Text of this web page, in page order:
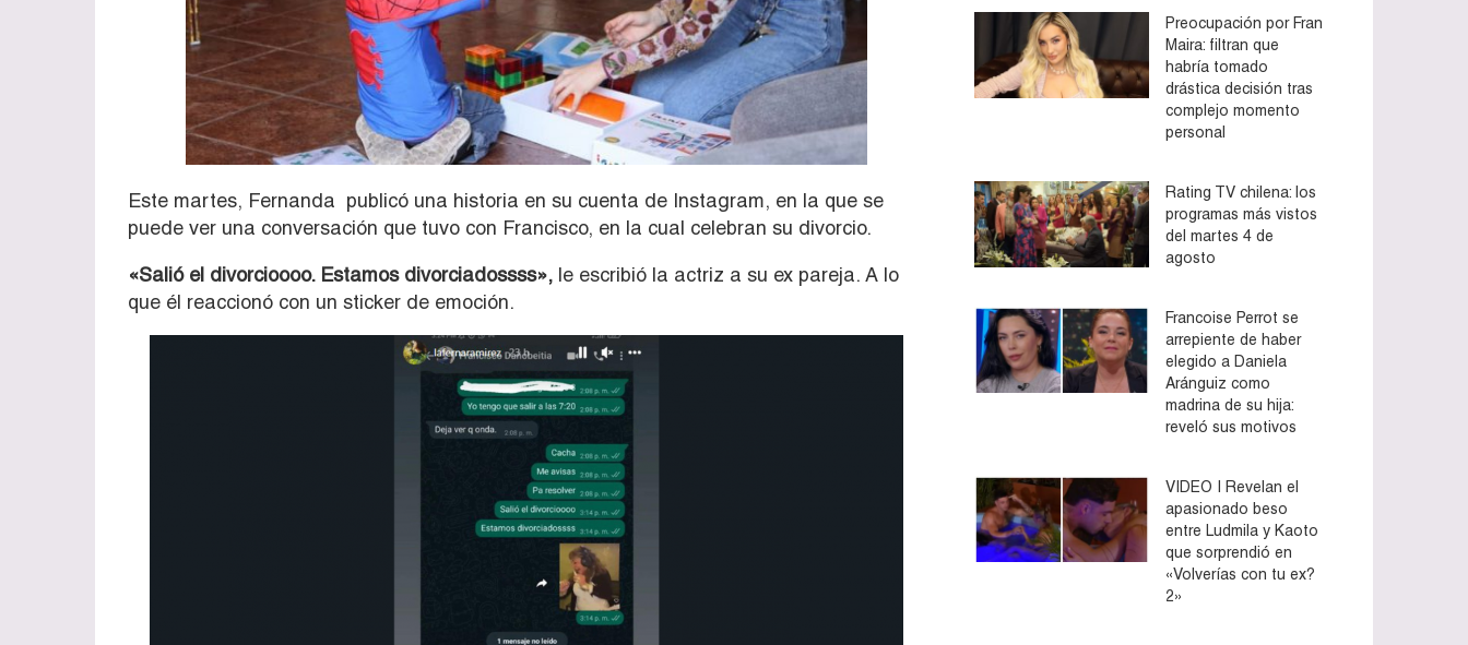
Este martes, Fernanda publicó una historia en su cuenta de Instagram, en la que se
puede ver una conversación que tuvo con Francisco, en la cual celebran su divorcio.
«Salió el divorcioooo. Estamos divorciadossss», le escribió la actriz a su ex pareja. A lo
que él reaccionó con un sticker de emoción.
Preocupación por Fran
Maira: filtran que
habría tomado
drástica decisión tras
complejo momento
personal
Rating TV chilena: los
programas más vistos
del martes 4 de
agosto
Francoise Perrot se
arrepiente de haber
elegido a Daniela
Aránguiz como
madrina de su hija:
reveló sus motivos
VIDEO | Revelan el
apasionado beso
entre Ludmila y Kaoto
que sorprendió en
«Volverías con tu ex?
2»